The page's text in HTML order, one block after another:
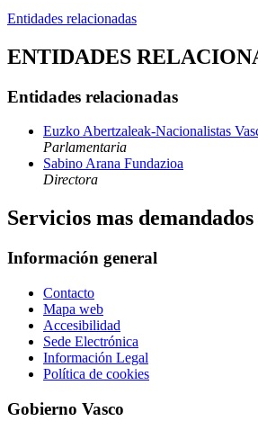
Entidades relacionadas
ENTIDADES
Entidades relacionadas
Euzko Abertzaleak-Nacionalistas
Parlamentaria
Sabino Arana Fundazioa
Directora
Servicios mas
Información general
Contacto
Mapa web
Accesibilidad
Sede Electrónica
Información Legal
Política de cookies
Gobierno Vasco